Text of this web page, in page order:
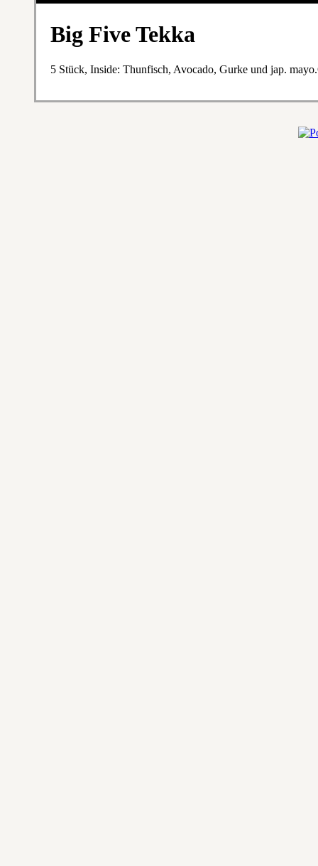
Big Five Tekka
5 Stück, Inside: Thunfisch, Avocado, Gurke und jap.